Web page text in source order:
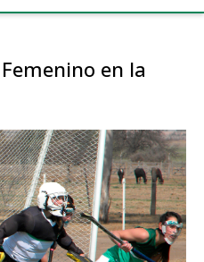
en la